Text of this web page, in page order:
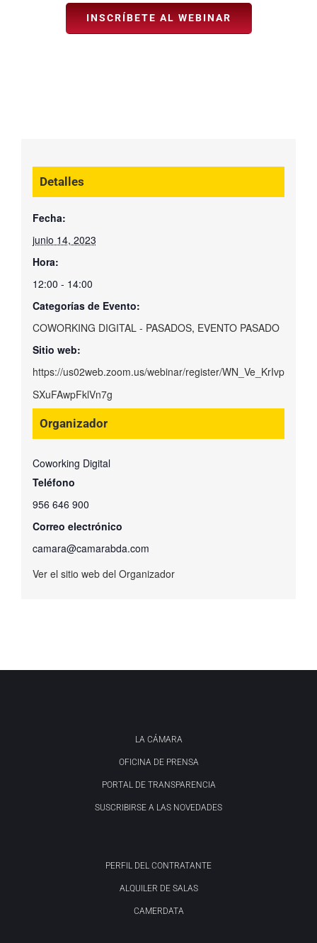
INSCRÍBETE AL WEBINAR
Detalles
Fecha:
junio 14, 2023
Hora:
12:00 - 14:00
Categorías de Evento:
COWORKING DIGITAL - PASADOS, EVENTO PASADO
Sitio web:
https://us02web.zoom.us/webinar/register/WN_Ve_KrIvp
SXuFAwpFklVn7g
Organizador
Coworking Digital
Teléfono
956 646 900
Correo electrónico
camara@camarabda.com
Ver el sitio web del Organizador
LA CÁMARA
OFICINA DE PRENSA
PORTAL DE TRANSPARENCIA
SUSCRIBIRSE A LAS NOVEDADES
PERFIL DEL CONTRATANTE
ALQUILER DE SALAS
CAMERDATA